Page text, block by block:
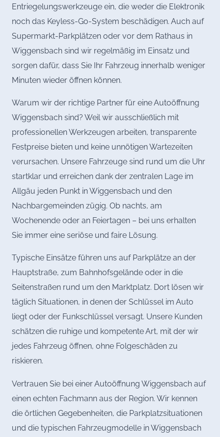
Entriegelungswerkzeuge ein, die weder die Elektronik
noch das Keyless-Go-System beschädigen. Auch auf
Supermarkt-Parkplätzen oder vor dem Rathaus in
Wiggensbach sind wir regelmäßig im Einsatz und
sorgen dafür, dass Sie Ihr Fahrzeug innerhalb weniger
Minuten wieder öffnen können.
Warum wir der richtige Partner für eine Autoöffnung
Wiggensbach sind? Weil wir ausschließlich mit
professionellen Werkzeugen arbeiten, transparente
Festpreise bieten und keine unnötigen Wartezeiten
verursachen. Unsere Fahrzeuge sind rund um die Uhr
startklar und erreichen dank der zentralen Lage im
Allgäu jeden Punkt in Wiggensbach und den
Nachbargemeinden zügig. Ob nachts, am
Wochenende oder an Feiertagen – bei uns erhalten
Sie immer eine seriöse und faire Lösung.
Typische Einsätze führen uns auf Parkplätze an der
Hauptstraße, zum Bahnhofsgelände oder in die
Seitenstraßen rund um den Marktplatz. Dort lösen wir
täglich Situationen, in denen der Schlüssel im Auto
liegt oder der Funkschlüssel versagt. Unsere Kunden
schätzen die ruhige und kompetente Art, mit der wir
jedes Fahrzeug öffnen, ohne Folgeschäden zu
riskieren.
Vertrauen Sie bei einer Autoöffnung Wiggensbach auf
einen echten Fachmann aus der Region. Wir kennen
die örtlichen Gegebenheiten, die Parkplatzsituationen
und die typischen Fahrzeugmodelle in Wiggensbach